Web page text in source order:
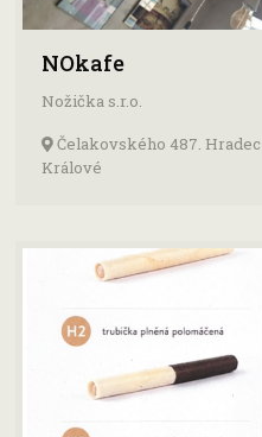
NOkafe
Nožička s.r.o.
Čelakovského 487. Hradec
Králové